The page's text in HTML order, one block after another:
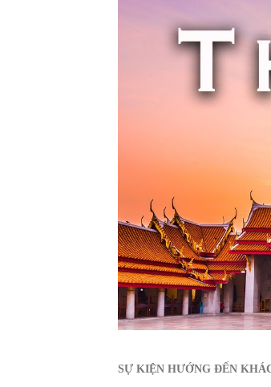
SỰ KIỆN HƯỚNG ĐẾN